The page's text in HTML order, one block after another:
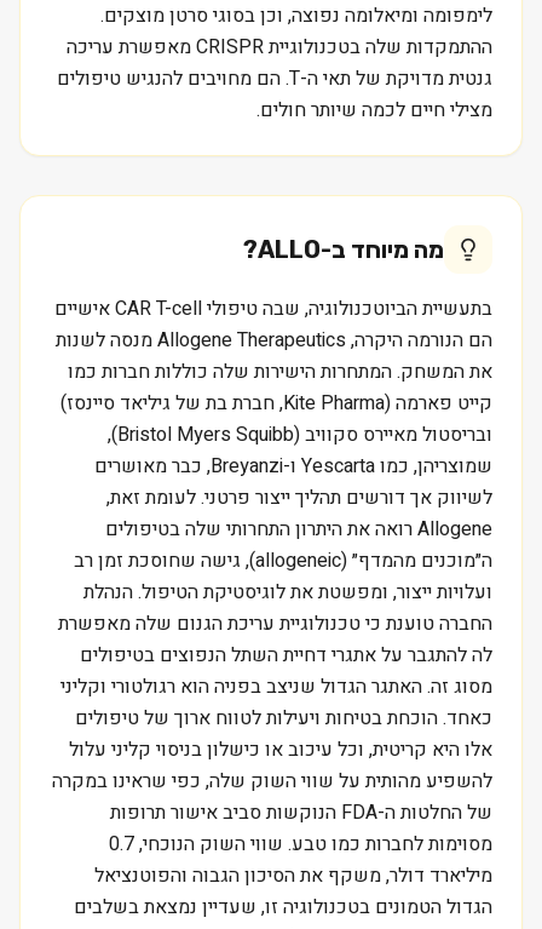
לימפומה ומיאלומה נפוצה, וכן בסוגי סרטן מוצקים.
ההתמקדות שלה בטכנולוגיית CRISPR מאפשרת עריכה
גנטית מדויקת של תאי ה-T. הם מחויבים להנגיש טיפולים
מצילי חיים לכמה שיותר חולים.
מה מיוחד ב-ALLO
?
בתעשיית הביוטכנולוגיה, שבה טיפולי CAR T-cell אישיים
הם הנורמה היקרה, Allogene Therapeutics מנסה לשנות
את המשחק. המתחרות הישירות שלה כוללות חברות כמו
קייט פארמה (Kite Pharma, חברת בת של גיליאד סיינסז)
ובריסטול מאיירס סקוויב (Bristol Myers Squibb),
שמוצריהן, כמו Yescarta ו-Breyanzi, כבר מאושרים
לשיווק אך דורשים תהליך ייצור פרטני. לעומת זאת,
Allogene רואה את היתרון התחרותי שלה בטיפולים
ה״מוכנים מהמדף״ (allogeneic), גישה שחוסכת זמן רב
ועלויות ייצור, ומפשטת את לוגיסטיקת הטיפול. הנהלת
החברה טוענת כי טכנולוגיית עריכת הגנום שלה מאפשרת
לה להתגבר על אתגרי דחיית השתל הנפוצים בטיפולים
מסוג זה. האתגר הגדול שניצב בפניה הוא רגולטורי וקליני
כאחד. הוכחת בטיחות ויעילות לטווח ארוך של טיפולים
אלו היא קריטית, וכל עיכוב או כישלון בניסוי קליני עלול
להשפיע מהותית על שווי השוק שלה, כפי שראינו במקרה
של החלטות ה-FDA הנוקשות סביב אישור תרופות
מסוימות לחברות כמו טבע. שווי השוק הנוכחי, 0.7
מיליארד דולר, משקף את הסיכון הגבוה והפוטנציאל
הגדול הטמונים בטכנולוגיה זו, שעדיין נמצאת בשלבים